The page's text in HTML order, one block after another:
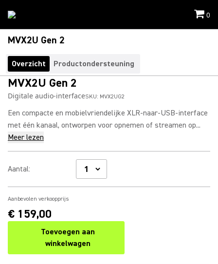
0
MVX2U Gen 2
Overzicht Productondersteuning
MVX2U Gen 2
Digitale audio-interfaceSKU: MVX2UG2
Een compacte en mobielvriendelijke XLR-naar-USB-interface
met één kanaal, ontworpen voor opnemen of streamen op...
Meer lezen
Aantal:
Aanbevolen verkoopprijs
€ 159,00
Toevoegen aan
winkelwagen